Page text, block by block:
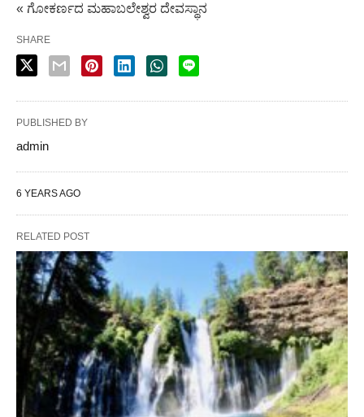
« ಗೋಕರ್ಣದ ಮಹಾಬಲೇಶ್ವರ ದೇವಸ್ಥಾನ
SHARE
PUBLISHED BY
admin
6 YEARS AGO
RELATED POST